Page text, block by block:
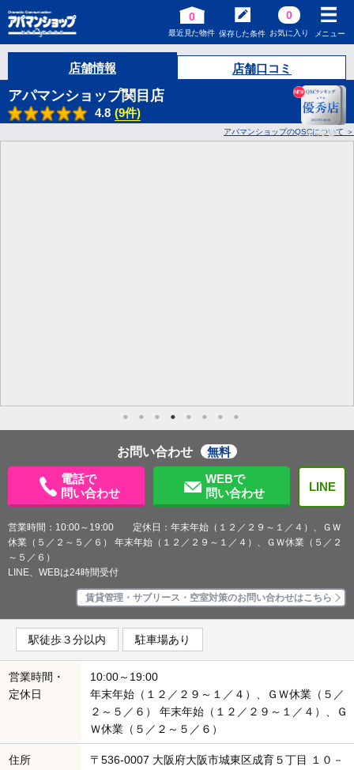
0
最近見た物件 保存した条件
0
お気に入り メニュー
店舗情報 店舗口コミ
アパマンショップ関目店
4.8 (9件)
4回受賞!
アパマンショップのQSCについて
お問い合わせ
無料
電話で
問い合わせ
WEBで
問い合わせ
LINE
営業時間：10:00～19:00 定休日：年末年始（１２／２９～１／４）、ＧＷ
休業（５／２～５／６） 年末年始（１２／２９～１／４）、ＧＷ休業（５／２
～５／６）
LINE、WEBは24時間受付
賃貸管理・サブリース・空室対策のお問い合わせはこちら
駅徒歩３分以内 駐車場あり
営業時間・
定休日
10:00～19:00
年末年始（１２／２９～１／４）、ＧＷ休業（５／
２～５／６） 年末年始（１２／２９～１／４）、Ｇ
Ｗ休業（５／２～５／６）
住所
〒536-0007 大阪府大阪市城東区成育５丁目 １０－